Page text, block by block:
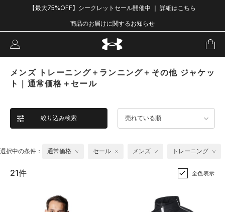
【最大75%OFF】シークレットセール開催中 ｜ 詳細はこちら
商品のお届けに関するお知らせ
メンズ トレーニング＋ランニング＋その他 ジャケッ
ト｜通常価格＋セール
絞り込み検索 売れている順
選択中の条件： 通常価格 セール メンズ トレーニング
21件 全色表示